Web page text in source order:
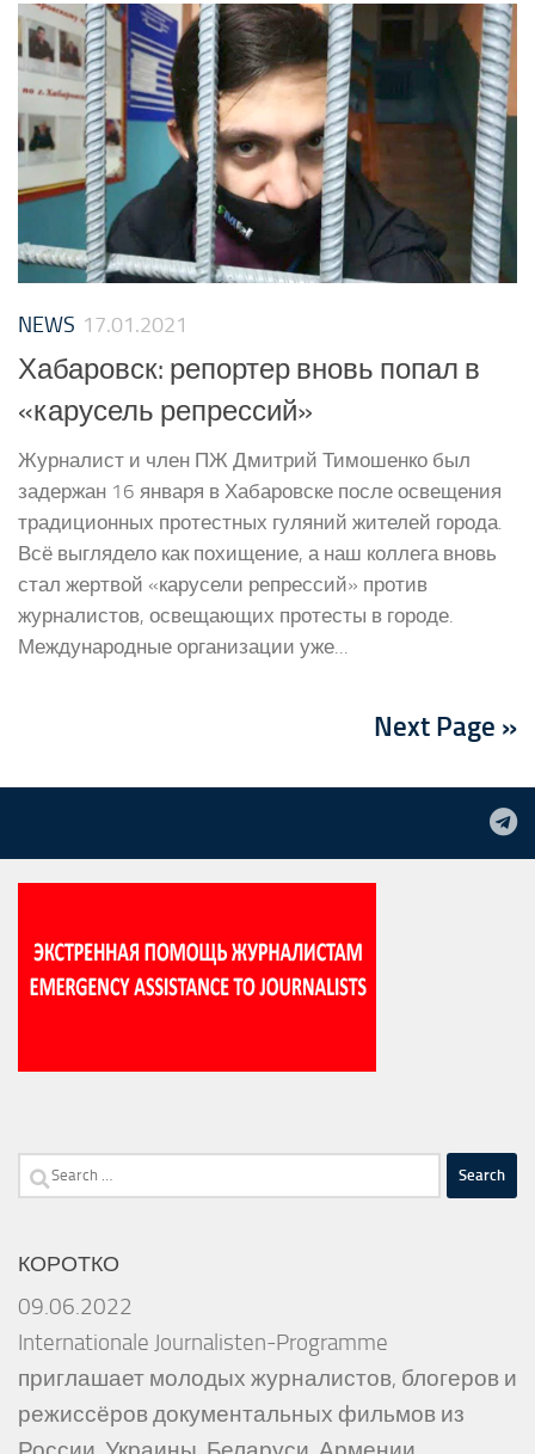
NEWS 17.01.2021
Хабаровск: репортер вновь попал в
«карусель репрессий»
Журналист и член ПЖ Дмитрий Тимошенко был
задержан 16 января в Хабаровске после освещения
традиционных протестных гуляний жителей города.
Всё выглядело как похищение, а наш коллега вновь
стал жертвой «карусели репрессий» против
журналистов, освещающих протесты в городе.
Международные организации уже...
Next Page »
Search
КОРОТКО
09.06.2022
Internationale Journalisten-Programme
приглашает молодых журналистов, блогеров и
режиссёров документальных фильмов из